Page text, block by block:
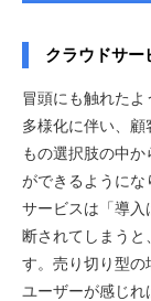
クラウドサー
冒頭にも触れた
多様化に伴い、
もの選択肢の中
ができるようにな
サービスは「導入
断されてしまう
す。売り切り型の
ユーザーが感じれ